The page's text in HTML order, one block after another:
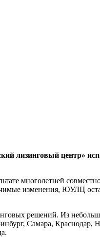
лизинговый центр»
многолетней
изменения, ЮУЛЦ
решений. Из
Самара, Краснодар,